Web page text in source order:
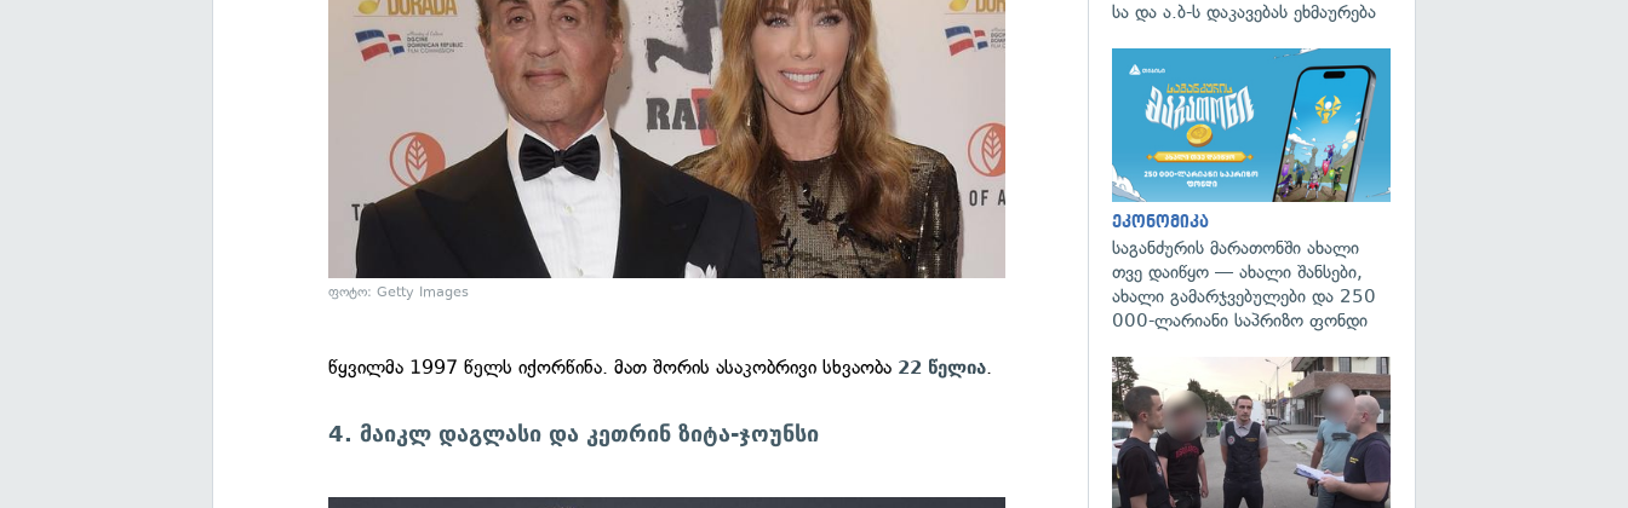
ფოტო: Getty Images
წყვილმა 1997 წელს იქორწინა. მათ შორის ასაკობრივი სხვაობა 22 წელია
4. მაიკლ დაგლასი და კეთრინ ზიტა-ჯოუნსი
სა და ა.ბ-ს დაკავებას ეხმაურება
ეკონომიკა
საგანძურის მარათონში ახალი
თვე დაიწყო — ახალი შანსები,
ახალი გამარჯვებულები და 250
000-ლარიანი საპრიზო ფონდი